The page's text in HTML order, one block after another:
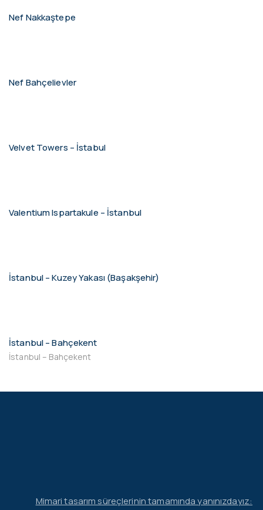
Nef Nakkaştepe
Nef Bahçelievler
Velvet Towers – İstabul
Valentium Ispartakule – İstanbul
İstanbul – Kuzey Yakası (Başakşehir)
İstanbul – Bahçekent
İstanbul – Bahçekent
Mimari tasarım süreçlerinin tamamında yanınızdayız: